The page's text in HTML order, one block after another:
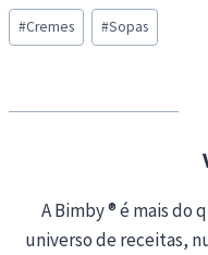
d
i
g
Post
Tags:
#Cremes #Sopas
A Bimby ® é mais do
universo de receitas,